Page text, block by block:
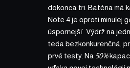
dokonca tri. Batéria má
Note 4 je oproti minulej
úspornejší. Výdrž na
teda bezkonkurenčná,
prvé testy. Na 50%